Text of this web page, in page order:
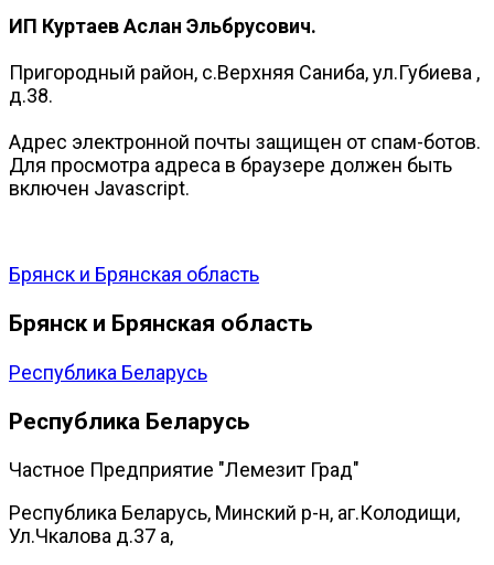
ИП Куртаев Аслан Эльбрусович.
Пригородный район, с.Верхняя Саниба, ул.Губиева ,
д.38.
Адрес электронной почты защищен от спам-ботов.
Для просмотра адреса в браузере должен быть
включен Javascript.
Брянск и Брянская область
Брянск и Брянская область
Республика Беларусь
Республика Беларусь
Частное Предприятие "Лемезит Град"
Республика Беларусь, Минский р-н, аг.Колодищи,
Ул.Чкалова д.37 а,